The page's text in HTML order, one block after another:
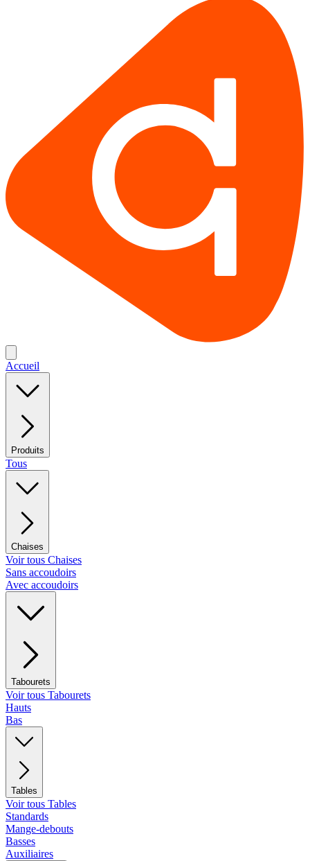
Accueil
Produits
Tous
Chaises
Voir tous Chaises
Sans accoudoirs
Avec accoudoirs
Tabourets
Voir tous Tabourets
Hauts
Bas
Tables
Voir tous Tables
Standards
Mange-debouts
Basses
Auxiliaires